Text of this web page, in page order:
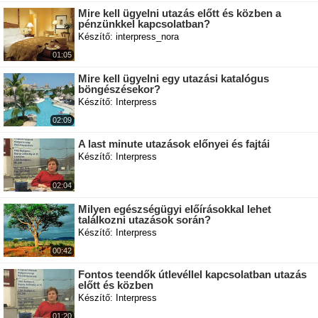
01:05
Mire kell ügyelni utazás előtt és közben a
pénzünkkel kapcsolatban?
Készítő: interpress_nora
02:09
Mire kell ügyelni egy utazási katalógus
böngészésekor?
Készítő: Interpress
02:04
A last minute utazások előnyei és fajtái
Készítő: Interpress
00:42
Milyen egészségügyi előírásokkal lehet
találkozni utazások során?
Készítő: Interpress
01:20
Fontos teendők útlevéllel kapcsolatban utazás
előtt és közben
Készítő: Interpress